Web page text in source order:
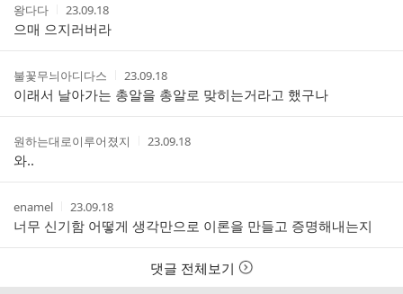
작
성
자
왕다다
작
성
시
간
23.09.18
으매 으지러버라
작
성
자
불꽃무늬아디다스
작
성
시
간
23.09.18
이래서 날아가는 총알을 총알로 맞히는거라고 했구나
작
성
자
원하는대로이루어졌지
작
간
23.09.18
와..
작
성
자
enamel
작
성
시
간
23.09.18
너무 신기함 어떻게 생각만으로 이론을 만들고 증명해내는지
댓글 전체보기